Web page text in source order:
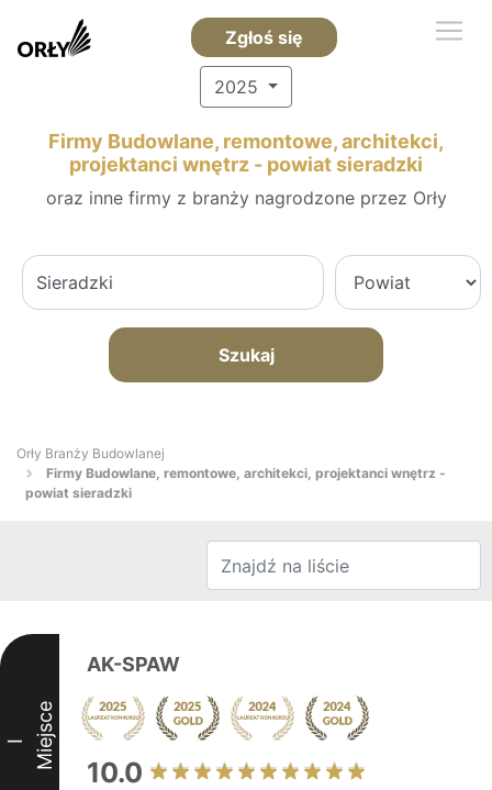
Zgłoś się
2025
Firmy Budowlane, remontowe, architekci,
projektanci wnętrz - powiat sieradzki
oraz inne firmy z branży nagrodzone przez Orły
Szukaj
Orły Branży Budowlanej
Firmy Budowlane, remontowe, architekci, projektanci wnętrz -
powiat sieradzki
I Miejsce
AK-SPAW
10.0